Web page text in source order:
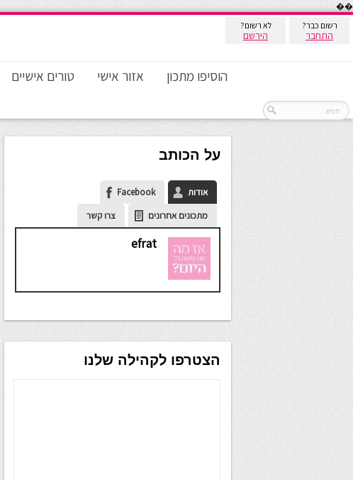
��
רשום כבר?
התחבר
לא רשום?
הירשם
הוסיפו מתכון אזור אישי טורים אישיים
על הכותב
אודות
Facebook
מתכונים אחרונים
צרו קשר
efrat
הצטרפו לקהילה שלנו